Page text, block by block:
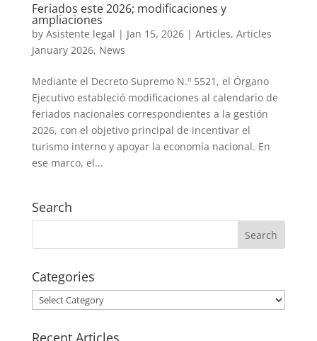
Feriados este 2026; modificaciones y
ampliaciones
by Asistente legal | Jan 15, 2026| Articles, Articles
January 2026, News
Mediante el Decreto Supremo N.º 5521, el Órgano
Ejecutivo estableció modificaciones al calendario de
feriados nacionales correspondientes a la gestión
2026, con el objetivo principal de incentivar el
turismo interno y apoyar la economía nacional. En
ese marco, el...
Search
Categories
Categories